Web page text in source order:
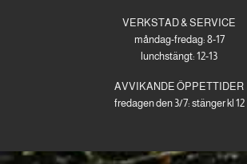
VERKSTAD & SERVICE
måndag-fredag: 8-17
lunchstängt: 12-13
AVVIKANDE ÖPPETTIDER
fredagen den 3/7: stänger kl 12